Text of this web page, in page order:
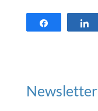
Newsletter